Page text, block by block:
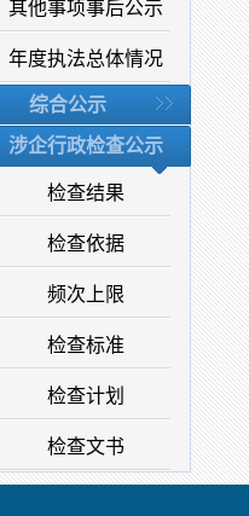
其他事项事后公示
年度执法总体情况
综合公示
涉企行政检查公示
检查结果
检查依据
频次上限
检查标准
检查计划
检查文书